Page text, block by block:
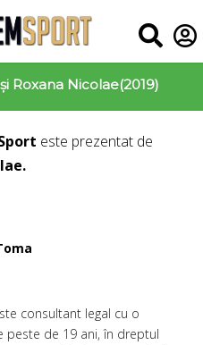
Roxana Nicolae(2019)
este prezentat de
consultant legal cu o
peste de 19 ani, în dreptul